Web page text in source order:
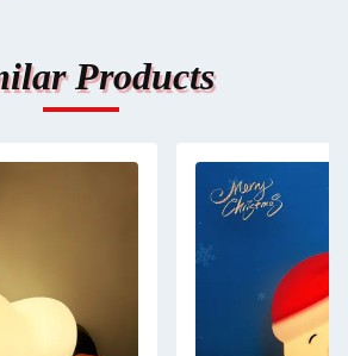
Products